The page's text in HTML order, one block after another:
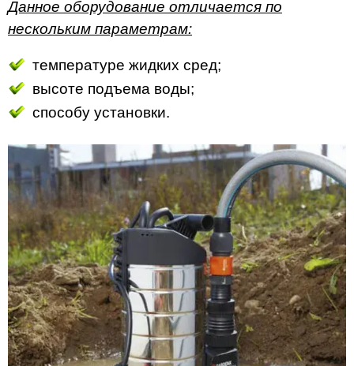
Данное оборудование отличается по
нескольким параметрам:
температуре жидких сред;
высоте подъема воды;
способу установки.